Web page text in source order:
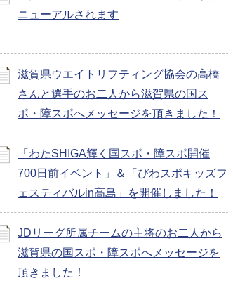
ニューアルされます
滋賀県ウエイトリフティング協会の高橋
さんと選手のお二人から滋賀県の国ス
ポ・障スポへメッセージを頂きました！
「わたSHIGA輝く国スポ・障スポ開催
700日前イベント」＆「びわスポキッズフ
ェスティバルin高島」を開催しました！
JDリーグ所属チームの主将のお二人から
滋賀県の国スポ・障スポへメッセージを
頂きました！